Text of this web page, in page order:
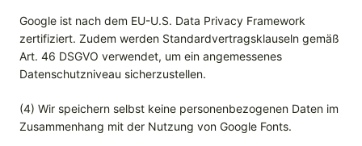
Google ist nach dem EU-U.S. Data Privacy Framework
zertifiziert. Zudem werden Standardvertragsklauseln gemäß
Art. 46 DSGVO verwendet, um ein angemessenes
Datenschutzniveau sicherzustellen.
(4) Wir speichern selbst keine personenbezogenen Daten im
Zusammenhang mit der Nutzung von Google Fonts.